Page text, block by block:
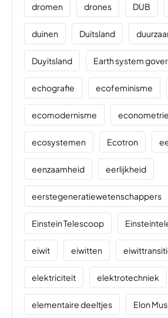
dromen drones DUB
duinen Duitsland
Duyitsland Earth system
echografie ecofeminisme
ecomodernisme econometrie
ecosystemen Ecotron
eenzaamheid eerlijkheid
eerstegeneratiewetenschappers
Einstein Telescoop
eiwit eiwitten
elektriciteit elektrotechniek
elementaire deeltjes Elon